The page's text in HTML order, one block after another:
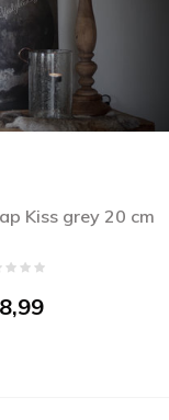
Kiss grey 20 cm